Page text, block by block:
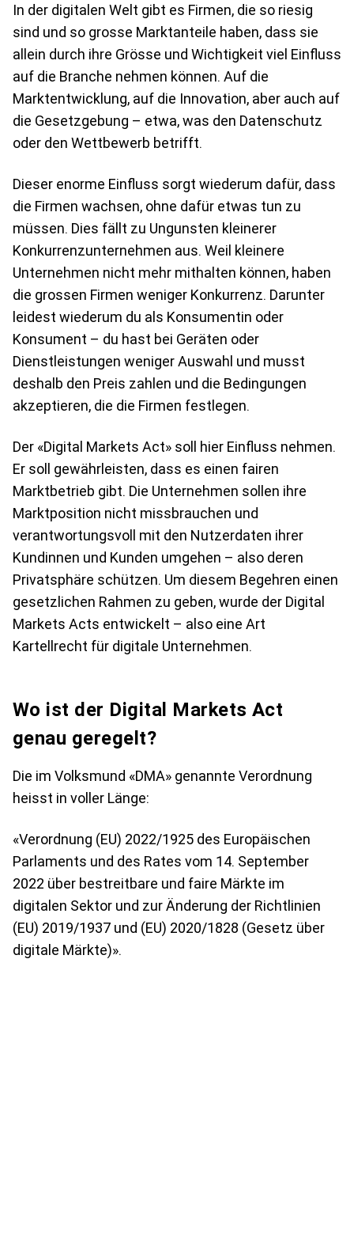
In der digitalen Welt gibt es Firmen, die so riesig
sind und so grosse Marktanteile haben, dass sie
allein durch ihre Grösse und Wichtigkeit viel Einfluss
auf die Branche nehmen können. Auf die
Marktentwicklung, auf die Innovation, aber auch auf
die Gesetzgebung – etwa, was den Datenschutz
oder den Wettbewerb betrifft.
Dieser enorme Einfluss sorgt wiederum dafür, dass
die Firmen wachsen, ohne dafür etwas tun zu
müssen. Dies fällt zu Ungunsten kleinerer
Konkurrenzunternehmen aus. Weil kleinere
Unternehmen nicht mehr mithalten können, haben
die grossen Firmen weniger Konkurrenz. Darunter
leidest wiederum du als Konsumentin oder
Konsument – du hast bei Geräten oder
Dienstleistungen weniger Auswahl und musst
deshalb den Preis zahlen und die Bedingungen
akzeptieren, die die Firmen festlegen.
Der «Digital Markets Act» soll hier Einfluss nehmen.
Er soll gewährleisten, dass es einen fairen
Marktbetrieb gibt. Die Unternehmen sollen ihre
Marktposition nicht missbrauchen und
verantwortungsvoll mit den Nutzerdaten ihrer
Kundinnen und Kunden umgehen – also deren
Privatsphäre schützen. Um diesem Begehren einen
gesetzlichen Rahmen zu geben, wurde der Digital
Markets Acts entwickelt – also eine Art
Kartellrecht für digitale Unternehmen.
Wo ist der Digital Markets Act
genau geregelt?
Die im Volksmund «DMA» genannte Verordnung
heisst in voller Länge:
«Verordnung (EU) 2022/1925 des Europäischen
Parlaments und des Rates vom 14. September
2022 über bestreitbare und faire Märkte im
digitalen Sektor und zur Änderung der Richtlinien
(EU) 2019/1937 und (EU) 2020/1828 (Gesetz über
digitale Märkte)».